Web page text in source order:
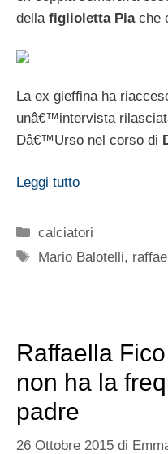
della figlioletta Piache
La ex gieffina ha
unâ€™intervista
Dâ€™Urso nel corso di
Leggi tutto
Categorie
calciatori
Tag
Mario Balotelli,
Raffaella
non ha la
padre
26 Ottobre 2015 di